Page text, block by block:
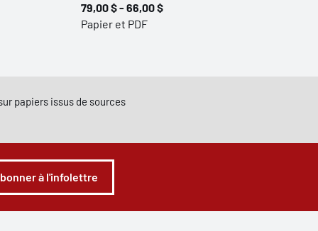
79,00 $ - 66,00 $
Papier et PDF
papiers issus de sources
à l'infolettre